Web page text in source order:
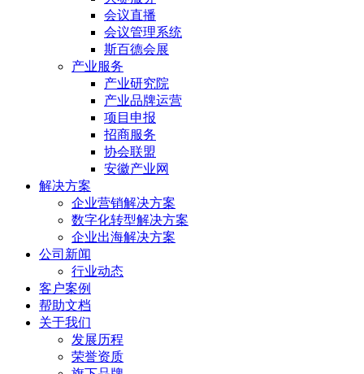
会议直播
会议管理系统
斯百德会展
产业服务
产业研究院
产业品牌运营
项目申报
招商服务
协会联盟
安徽产业网
解决方案
企业营销解决方案
数字化转型解决方案
企业出海解决方案
公司新闻
行业动态
客户案例
帮助文档
关于我们
发展历程
荣誉资质